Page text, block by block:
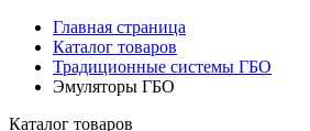
Главная страница
Каталог товаров
Традиционные системы ГБО
Эмуляторы ГБО
Каталог товаров